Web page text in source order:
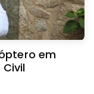
em